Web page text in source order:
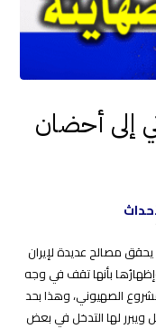
إلى أحضان
مصالح عديدة لإيران
بأنها تقف في وجه
الصهيوني، وهذا بحد
ويبرر لها التدخل في بعض